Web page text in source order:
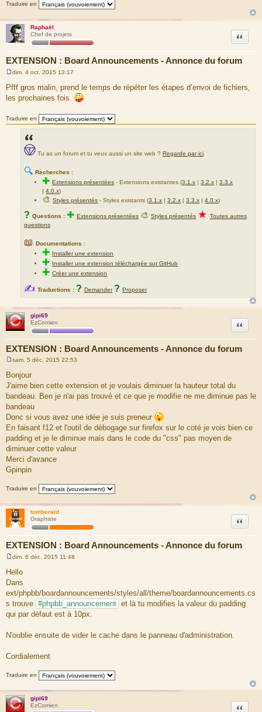
Traduire en
Raphaël
Chef de projets
EXTENSION : Board Announcements - Annonce du forum
Citation
e
s
s
e
dim. 4 oct. 2015 13:17
Pfff gros malin, prend le temps de répéter les étapes d’envoi de fichiers,
les prochaines fois.
Traduire en
Tu as un forum et tu veux aussi un site web ? Regarde par ici
🔍 Recherches :
✚Extensions présentées -Extensions existantes (3.1.x |3.2.x |3.3.x
|4.0.x)
🎨Styles présentés - Styles existants (3.1.x |3.2.x |3.3.x |4.0.x)
? Questions : ✚ Extensions présentées 🎨 Styles présentés ★ Toutes autres
questions
📖 Documentations :
✚ Installer une extension
✚ Installer une extension téléchargée sur GitHub
✚Créer une extension
✍ Traductions : ? Demander ? Proposer
gipi69
EzComien
EXTENSION : Board Announcements - Annonce du forum
Citation
e
s
s
a
g
e
sam. 5 déc. 2015 22:53
Bonjour
J'aime bien cette extension et je voulais diminuer la hauteur total du
bandeau. Ben je n'ai pas trouvé et ce que je modifie ne me diminue pas le
bandeau
Donc si vous avez une idée je suis preneur
En faisant f12 et l'outil de débogage sur firefox sur le coté je vois bien ce
padding et je le diminue mais dans le code du "css" pas moyen de
diminuer cette valeur
Merci d'avance
Gpinpin
Traduire en
tomberaid
Graphiste
EXTENSION : Board Announcements - Annonce du forum
Citation
e
s
s
a
g
e
dim. 6 déc. 2015 11:48
Hello
Dans
ext/phpbb/boardannouncements/styles/all/theme/boardannouncements.cs
s trouve #phpbb_announcement et là tu modifies la valeur du padding
qui par défaut est à 10px.
N'oublie ensuite de vider le cache dans le panneau d'administration.
Cordialement
Traduire en
gipi69
EzComien
Citation